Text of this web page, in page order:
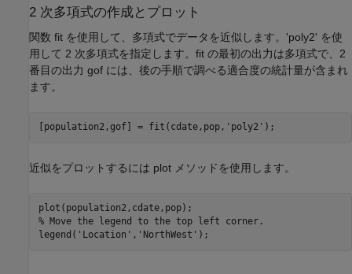
2 次多項式の作成とプロット
関数 fit を使用して、多項式でデータを近似します。'poly2' を使
用して 2 次多項式を指定します。fit の最初の出力は多項式で、2
番目の出力 gof には、後の手順で調べる適合度の統計量が含まれ
ます。
[population2,gof] = fit(cdate,pop, 'poly2'
近似をプロットするには plot メソッドを使用します。
% Move the legend to the top left corner.
legend( 'Location' , 'NorthWest'